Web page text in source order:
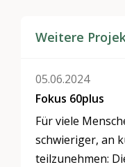
Weitere
05.06.2024
Fokus 60plus
Für viele
schwieriger, an
teilzunehmen: